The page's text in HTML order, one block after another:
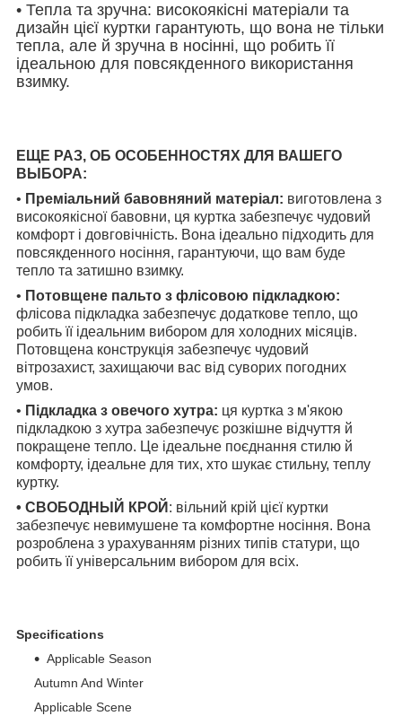
• Тепла та зручна: високоякісні матеріали та
дизайн цієї куртки гарантують, що вона не тільки
тепла, але й зручна в носінні, що робить її
ідеальною для повсякденного використання
взимку.
ЕЩЕ РАЗ, ОБ ОСОБЕННОСТЯХ ДЛЯ ВАШЕГО
ВЫБОРА:
• Преміальний бавовняний матеріал: виготовлена з
високоякісної бавовни, ця куртка забезпечує чудовий
комфорт і довговічність. Вона ідеально підходить для
повсякденного носіння, гарантуючи, що вам буде
тепло та затишно взимку.
• Потовщене пальто з флісовою підкладкою:
флісова підкладка забезпечує додаткове тепло, що
робить її ідеальним вибором для холодних місяців.
Потовщена конструкція забезпечує чудовий
вітрозахист, захищаючи вас від суворих погодних
умов.
• Підкладка з овечого хутра: ця куртка з м'якою
підкладкою з хутра забезпечує розкішне відчуття й
покращене тепло. Це ідеальне поєднання стилю й
комфорту, ідеальне для тих, хто шукає стильну, теплу
куртку.
• СВОБОДНЫЙ КРОЙ : вільний крій цієї куртки
забезпечує невимушене та комфортне носіння. Вона
розроблена з урахуванням різних типів статури, що
робить її універсальним вибором для всіх.
Specifications
Applicable Season
Autumn And Winter
Applicable Scene